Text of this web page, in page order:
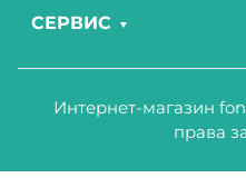
СЕРВИС
Интернет-магазин
права